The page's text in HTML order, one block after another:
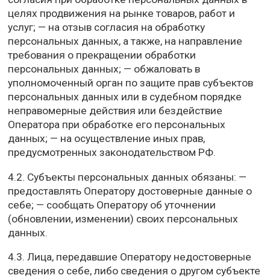
целях продвижения на рынке товаров, работ и
услуг; — на отзыв согласия на обработку
персональных данных, а также, на направление
требования о прекращении обработки
персональных данных; — обжаловать в
уполномоченный орган по защите прав субъектов
персональных данных или в судебном порядке
неправомерные действия или бездействие
Оператора при обработке его персональных
данных; — на осуществление иных прав,
предусмотренных законодательством РФ.
4.2. Субъекты персональных данных обязаны: —
предоставлять Оператору достоверные данные о
себе; — сообщать Оператору об уточнении
(обновлении, изменении) своих персональных
данных.
4.3. Лица, передавшие Оператору недостоверные
сведения о себе, либо сведения о другом субъекте